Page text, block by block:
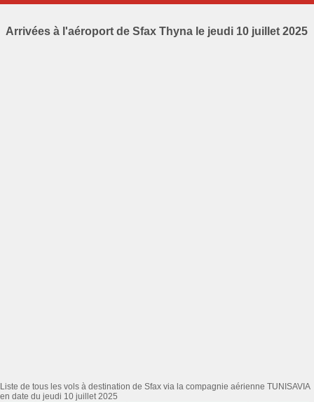
Arrivées à l'aéroport de Sfax Thyna le jeudi 10 juillet 2025
Liste de tous les vols à destination de Sfax via la compagnie aérienne TUNISAVIA
en date du jeudi 10 juillet 2025